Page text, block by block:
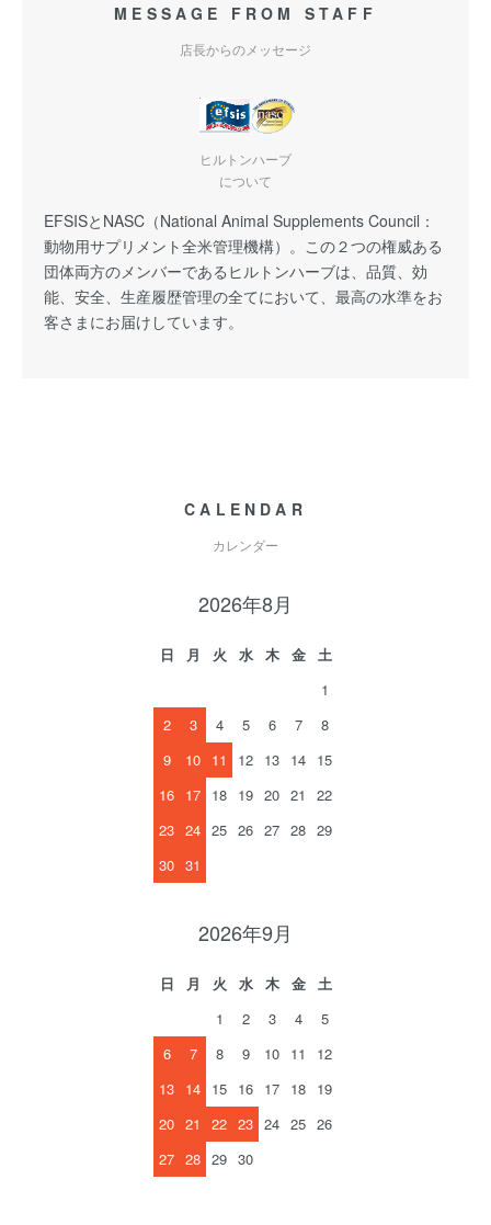
MESSAGE FROM STAFF
店長からのメッセージ
ヒルトンハーブ
について
EFSISとNASC（National Animal Supplements Council：
動物用サプリメント全米管理機構）。この２つの権威ある
団体両方のメンバーであるヒルトンハーブは、品質、効
能、安全、生産履歴管理の全てにおいて、最高の水準をお
客さまにお届けしています。
CALENDAR
カレンダー
2026年8月
日 月 火 水 木 金
土
1
2
3 4 5 6 7
8
9
10 11 12 13 14 15
16 17 18 19 20 21
22
23 24 25 26 27 28 29
30 31
2026年9月
日 月 火 水 木 金
土
1
2 3 4
5
6
7 8 9 10 11
12
13 14 15 16 17 18 19
20 21 22 23 24 25 26
27 28 29 30